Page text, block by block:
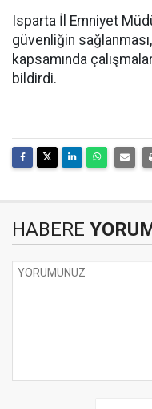
Isparta İl Emniyet
güvenliğin
kapsamında
bildirdi.
HABERE